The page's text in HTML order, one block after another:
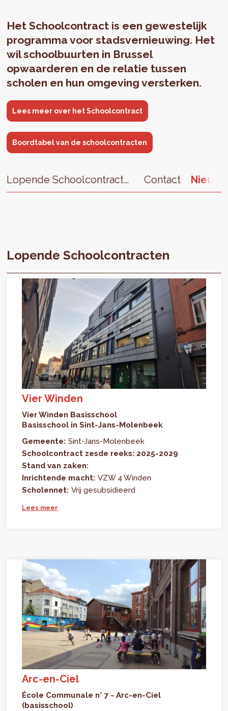
Het Schoolcontract is een gewestelijk
programma voor stadsvernieuwing. Het
wil schoolbuurten in Brussel
opwaarderen en de relatie tussen
scholen en hun omgeving versterken.
Lees meer over het Schoolcontract
Boordtabel van de schoolcontracten
Lopende Schoolcontracten Contact Nieuws
Lopende Schoolcontracten
Vier Winden
Vier Winden Basisschool
Basisschool in Sint-Jans-Molenbeek
Gemeente: Sint-Jans-Molenbeek
Schoolcontract zesde reeks: 2025-2029
Stand van zaken:
Inrichtende macht: VZW 4 Winden
Scholennet: Vrij gesubsidieerd
Lees meer
Arc-en-Ciel
École Communale n° 7 - Arc-en-Ciel
(basisschool)